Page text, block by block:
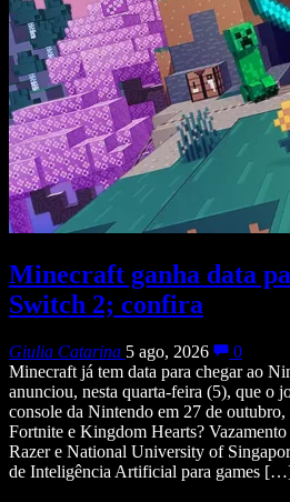
Minecraft ganha data
Switch 2; confira
Giulia Catarina 5 ago, 2026
0
Minecraft já tem data para chegar ao
anunciou, nesta quarta-feira (5), que o
console da Nintendo em 27 de outubro,
Fortnite e Kingdom Hearts?
Razer e National University of
de Inteligência Artificial para games